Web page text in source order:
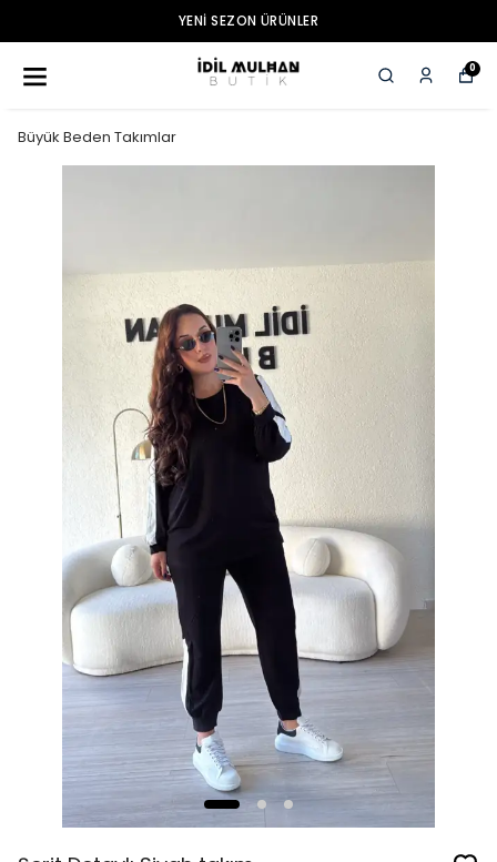
YENI SEZON ÜRÜNLER
0
Büyük Beden Takımlar